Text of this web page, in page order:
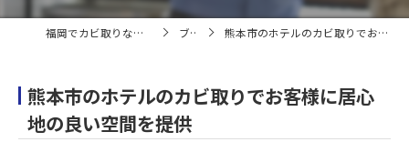
福岡でカビ取りならカビバスターズ福岡 ブログ 熊本市のホテルのカビ取りでお客様に居心地の良い空間を提供
熊本市のホテルのカビ取りでお客様に居心
地の良い空間を提供